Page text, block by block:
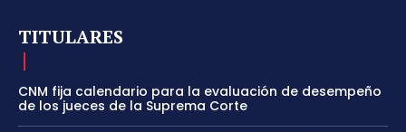
TITULARES
CNM fija calendario para la evaluación de desempeño
de los jueces de la Suprema Corte